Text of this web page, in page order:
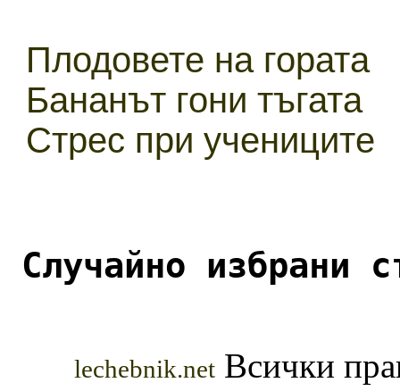
Плодовете на гората
Бананът гони тъгата
Стрес при учениците
Случайно избрани
lechebnik.netВсички